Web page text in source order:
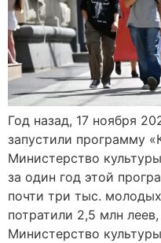
Год назад, 17 ноября
запустили программу
Министерство
за один год этой
почти три тыс.
потратили 2,5 млн
Министерство